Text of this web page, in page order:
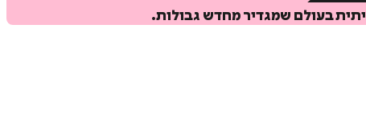
בעולם שמגדיר מחדש גבולות.